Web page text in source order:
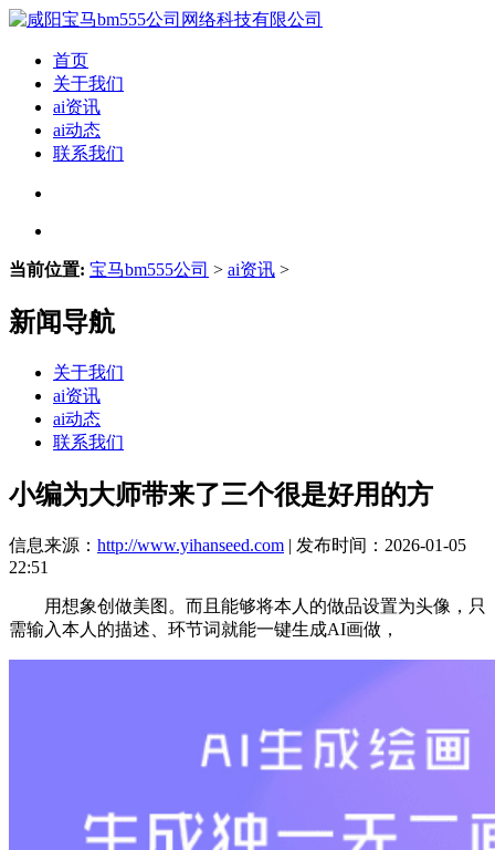
首页
关于我们
ai资讯
ai动态
联系我们
当前位置: 宝马bm555公司 > ai资讯 >
新闻导航
关于我们
ai资讯
ai动态
联系我们
小编为大师带来了三个很是好用的方
信息来源： http://www.yihanseed.com | 发布时间：2026-01-05
22:51
用想象创做美图。而且能够将本人的做品设置为头像，只
需输入本人的描述、环节词就能一键生成AI画做，